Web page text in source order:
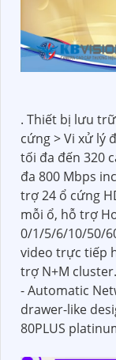
. Thiết bị lưu
cứng > Vi xử lý
tối đa đến 320
đa 800 Mbps
trợ 24 ổ cứng
mỗi ổ, hỗ trợ
0/1/5/6/10/50/
video trực tiếp
trợ N+M
- Automatic
drawer-like
80PLUS